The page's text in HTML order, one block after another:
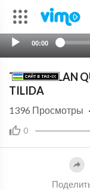
00:00
TEZLIK BILAN
TILIDA
0
1396 Просмотры ·